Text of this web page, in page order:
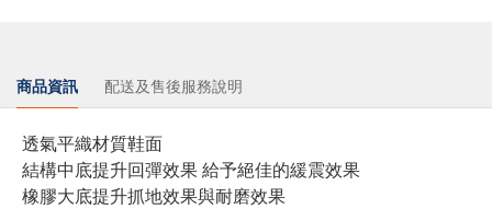
商品資訊 配送及售後服務說明
透氣平織材質鞋面
結構中底提升回彈效果 給予絕佳的緩震效果
橡膠大底提升抓地效果與耐磨效果